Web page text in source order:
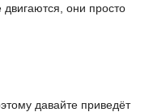
они просто
давайте приведёт